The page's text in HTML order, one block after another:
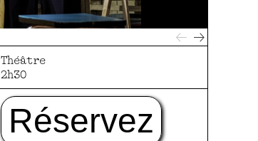
Théâtre
2h30
Réservez